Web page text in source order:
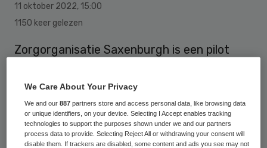
11 oktober 2022, 15:00
1150 keer gelezen
Zorgorganisatie Saxenburgh is een pilot
verwijzing van patiënten naar de thuiszorg.
Die wordt gebruikt om medewerkers van
het transferbureau te ontlasten bij het
overzetten van gegevens vanuit het
We Care About Your Privacy
We and our887 partners store and access personal data, like browsing data
or unique identifiers, on your device. Selecting I Accept enables tracking
technologies to support the purposes shown under we and our partners
process data to provide. Selecting Reject All or withdrawing your consent will
disable them. If trackers are disabled, some content and ads you see may not